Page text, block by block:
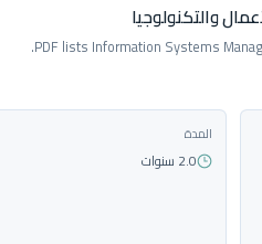
والتكنولوجيا
PDF lists Information Systems
المدة
2.0 سنوات